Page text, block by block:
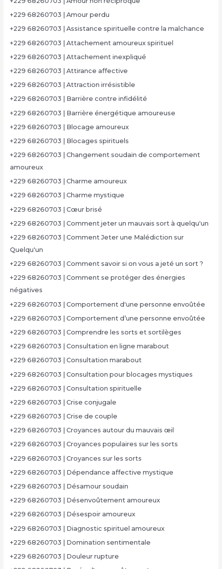
+229 68260703 | Amour perdu
+229 68260703 | Assistance spirituelle contre la malchance
+229 68260703 | Attachement amoureux spirituel
+229 68260703 | Attachement inexpliqué
+229 68260703 | Attirance affective
+229 68260703 | Attraction irrésistible
+229 68260703 | Barrière contre infidélité
+229 68260703 | Barrière énergétique amoureuse
+229 68260703 | Blocage amoureux
+229 68260703 | Blocages spirituels
+229 68260703 | Changement soudain de comportement
amoureux
+229 68260703 | Charme amoureux
+229 68260703 | Charme mystique
+229 68260703 | Cœur brisé
+229 68260703 | Comment jeter un mauvais sort à quelqu'un
+229 68260703 | Comment Jeter une Malédiction sur
Quelqu'un
+229 68260703 | Comment savoir si on vous a jeté un sort ?
+229 68260703 | Comment se protéger des énergies
négatives
+229 68260703 | Comportement d'une personne envoûtée
+229 68260703 | Comportement d’une personne envoûtée
+229 68260703 | Comprendre les sorts et sortilèges
+229 68260703 | Consultation en ligne marabout
+229 68260703 | Consultation marabout
+229 68260703 | Consultation pour blocages mystiques
+229 68260703 | Consultation spirituelle
+229 68260703 | Crise conjugale
+229 68260703 | Crise de couple
+229 68260703 | Croyances autour du mauvais œil
+229 68260703 | Croyances populaires sur les sorts
+229 68260703 | Croyances sur les sorts
+229 68260703 | Dépendance affective mystique
+229 68260703 | Désamour soudain
+229 68260703 | Désenvoûtement amoureux
+229 68260703 | Désespoir amoureux
+229 68260703 | Diagnostic spirituel amoureux
+229 68260703 | Domination sentimentale
+229 68260703 | Douleur rupture